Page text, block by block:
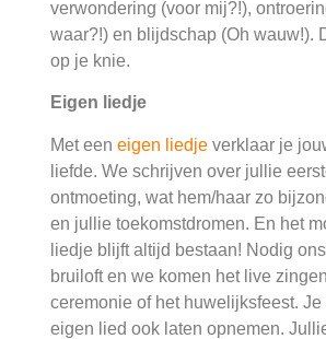
verwondering (voor mij?!),
waar?!) en blijdschap (Oh wauw!).
op je knie.
Eigen liedje
Met een eigen liedje verklaar je
liefde. We schrijven over jullie
ontmoeting, wat hem/haar zo
en jullie toekomstdromen. En het
liedje blijft altijd bestaan! Nodig
bruiloft en we komen het live
ceremonie of het huwelijksfeest. Je
eigen lied ook laten opnemen.